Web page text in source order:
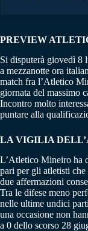
PREVIEW
Si disputerà giovedì 8
a mezzanotte ora
match fra l’Atletico
giornata del massimo
Incontro molto
puntare alla
LA VIGILIA
L’Atletico Mineiro ha
pari per gli atletisti che
due affermazioni
Tra le difese meno
nelle ultime undici
una occasione non
a 0 dello scorso 28